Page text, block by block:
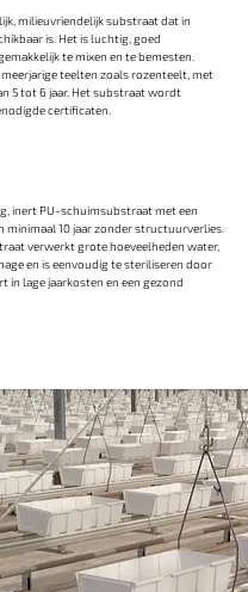
milieuvriendelijk substraat dat in
is. Het is luchtig, goed
te mixen en te bemesten.
meerjarige teelten zoals rozenteelt, met
5 tot 6 jaar. Het substraat wordt
certificaten.
inert PU-schuimsubstraat met een
minimaal 10 jaar zonder structuurverlies.
verwerkt grote hoeveelheden water,
en is eenvoudig te steriliseren door
in lage jaarkosten en een gezond